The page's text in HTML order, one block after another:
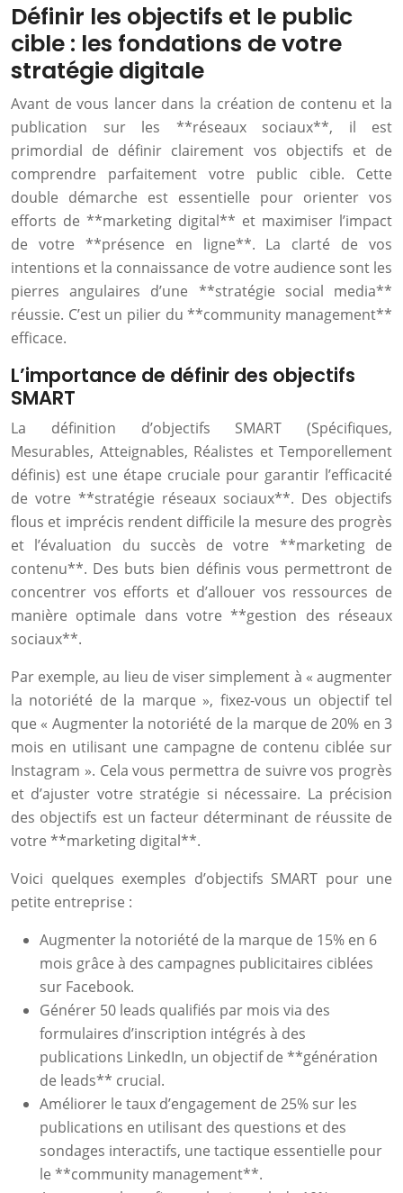
Définir les objectifs et le public
cible : les fondations de votre
stratégie digitale
Avant de vous lancer dans la création de contenu et la
publication sur les **réseaux sociaux**, il est
primordial de définir clairement vos objectifs et de
comprendre parfaitement votre public cible. Cette
double démarche est essentielle pour orienter vos
efforts de **marketing digital** et maximiser l’impact
de votre **présence en ligne**. La clarté de vos
intentions et la connaissance de votre audience sont les
pierres angulaires d’une **stratégie social media**
réussie. C’est un pilier du **community management**
efficace.
L’importance de définir des objectifs
SMART
La définition d’objectifs SMART (Spécifiques,
Mesurables, Atteignables, Réalistes et Temporellement
définis) est une étape cruciale pour garantir l’efficacité
de votre **stratégie réseaux sociaux**. Des objectifs
flous et imprécis rendent difficile la mesure des progrès
et l’évaluation du succès de votre **marketing de
contenu**. Des buts bien définis vous permettront de
concentrer vos efforts et d’allouer vos ressources de
manière optimale dans votre **gestion des réseaux
sociaux**.
Par exemple, au lieu de viser simplement à « augmenter
la notoriété de la marque », fixez-vous un objectif tel
que « Augmenter la notoriété de la marque de 20% en 3
mois en utilisant une campagne de contenu ciblée sur
Instagram ». Cela vous permettra de suivre vos progrès
et d’ajuster votre stratégie si nécessaire. La précision
des objectifs est un facteur déterminant de réussite de
votre **marketing digital**.
Voici quelques exemples d’objectifs SMART pour une
petite entreprise :
Augmenter la notoriété de la marque de 15% en 6
mois grâce à des campagnes publicitaires ciblées
sur Facebook.
Générer 50 leads qualifiés par mois via des
formulaires d’inscription intégrés à des
publications LinkedIn, un objectif de **génération
de leads** crucial.
Améliorer le taux d’engagement de 25% sur les
publications en utilisant des questions et des
sondages interactifs, une tactique essentielle pour
le **community management**.